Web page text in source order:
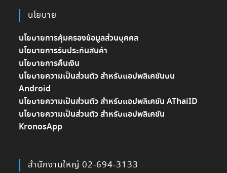
นโยบาย
นโยบายการคุ้มครองข้อมูลส่วนบุคคล
นโยบายการรับประกันสินค้า
นโยบายการคืนเงิน
นโยบายความเป็นส่วนตัว สำหรับแอปพลิเคชันบน
Android
นโยบายความเป็นส่วนตัว สำหรับแอปพลิเคชัน AThaiID
นโยบายความเป็นส่วนตัว สำหรับแอปพลิเคชัน
KronosApp
สำนักงานใหญ่ 02-694-3133